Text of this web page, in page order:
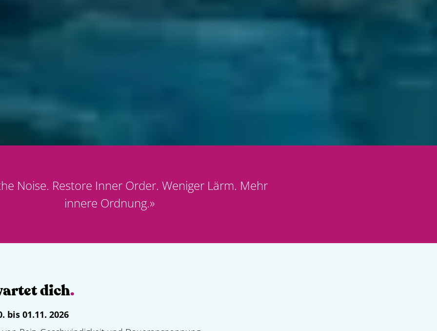
Noise. Restore Inner Order. Weniger Lärm. Mehr
innere Ordnung.»
dich.
bis 01.11. 2026